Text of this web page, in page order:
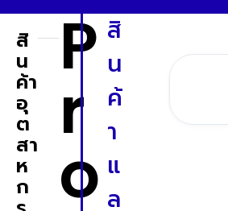
สิ
น
ค้า
อุ
ต
สา
ห
ก
P
r
o
สิ
น
ค้
า
แ
ล